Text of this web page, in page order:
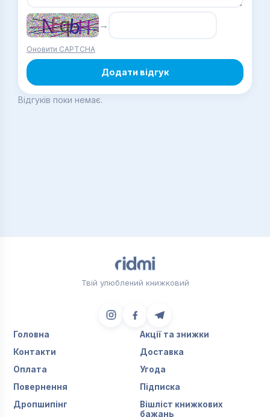
→
Оновити CAPTCHA
Додати відгук
Відгуків поки немає.
Твій улюблений книжковий
Головна
Акції та знижки
Контакти
Доставка
Оплата
Угода
Повернення
Підписка
Дропшипінг
Вішліст книжкових
бажань